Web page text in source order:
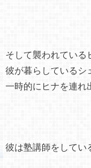
そして襲われている
彼が暮らしているシ
一時的にヒナを連れ
彼は塾講師をしてい